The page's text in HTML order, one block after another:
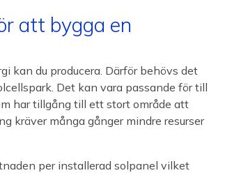
att bygga en
kan du producera. Därför behövs det
Det kan vara passande för till
har tillgång till ett stort område att
kräver många gånger mindre resurser
per installerad solpanel vilket